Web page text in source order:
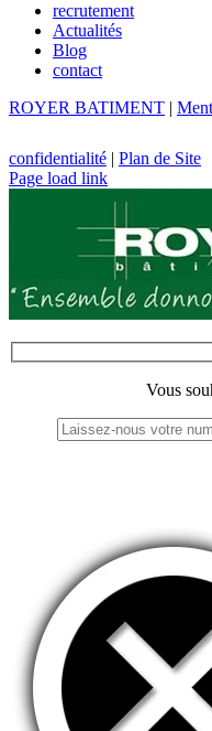
recrutement
Actualités
Blog
contact
ROYER BATIMENT |
confidentialité | Plan de Site
Page load link
Vous